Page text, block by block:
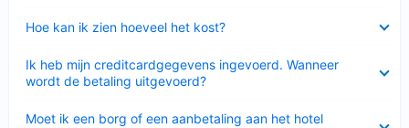
Hoe kan ik zien hoeveel het kost?
Ik heb mijn creditcardgegevens ingevoerd. Wanneer
wordt de betaling uitgevoerd?
Moet ik een borg of een aanbetaling aan het hotel